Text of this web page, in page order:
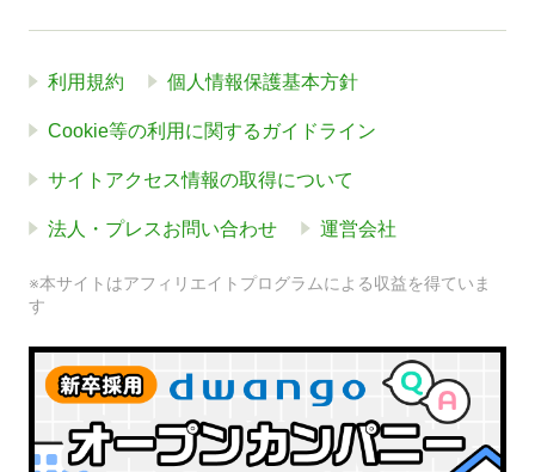
利用規約 個人情報保護基本方針
Cookie等の利用に関するガイドライン
サイトアクセス情報の取得について
法人・プレスお問い合わせ 運営会社
※本サイトはアフィリエイトプログラムによる収益を得ていま
す